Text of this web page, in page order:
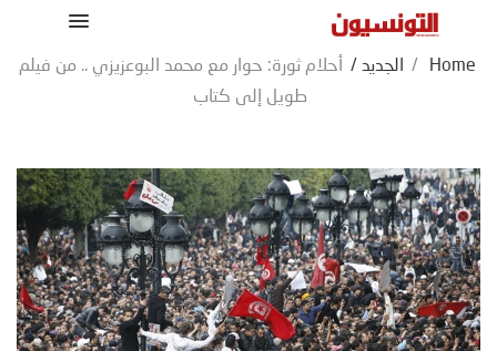
Home
/ الجديد /
أحلام ثورة: حوار مع محمد البوعزيزي .. من فيلم
طويل إلى كتاب